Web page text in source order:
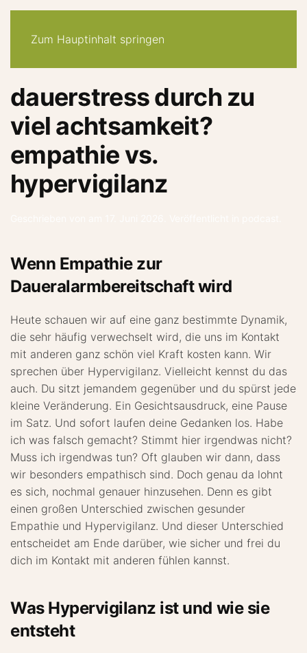
Zum Hauptinhalt springen
dauerstress durch zu
viel achtsamkeit?
empathie vs.
hypervigilanz
Wenn Empathie zur
Daueralarmbereitschaft wird
Heute schauen wir auf eine ganz bestimmte Dynamik,
die sehr häufig verwechselt wird, die uns im Kontakt
mit anderen ganz schön viel Kraft kosten kann. Wir
sprechen über Hypervigilanz. Vielleicht kennst du das
auch. Du sitzt jemandem gegenüber und du spürst jede
kleine Veränderung. Ein Gesichtsausdruck, eine Pause
im Satz. Und sofort laufen deine Gedanken los. Habe
ich was falsch gemacht? Stimmt hier irgendwas nicht?
Muss ich irgendwas tun? Oft glauben wir dann, dass
wir besonders empathisch sind. Doch genau da lohnt
es sich, nochmal genauer hinzusehen. Denn es gibt
einen großen Unterschied zwischen gesunder
Empathie und Hypervigilanz. Und dieser Unterschied
entscheidet am Ende darüber, wie sicher und frei du
dich im Kontakt mit anderen fühlen kannst.
Was Hypervigilanz ist und wie sie
entsteht